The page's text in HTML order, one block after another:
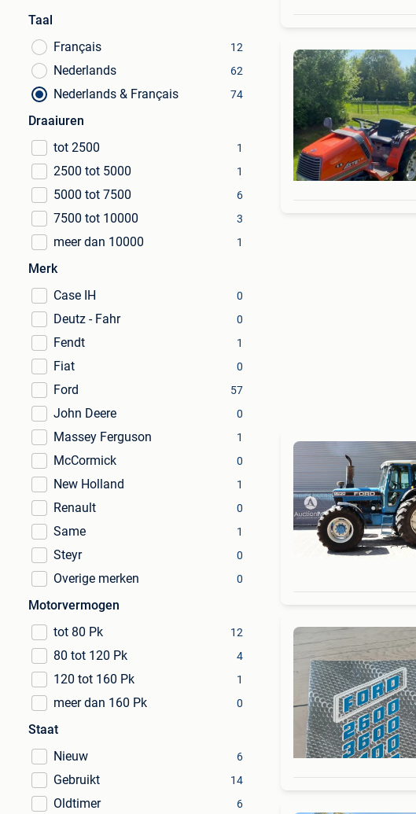
Taal
Français
12
Nederlands 62
Nederlands & Français 74
Draaiuren
tot 2500
1
2500 tot 5000 1
5000 tot 7500 6
7500 tot 10000 3
meer dan 10000 1
Merk
Case IH
0
Deutz - Fahr 0
Fendt 1
Fiat 0
Ford 57
John Deere 0
Massey Ferguson 1
McCormick 0
New Holland 1
Renault 0
Same 1
Steyr 0
Overige merken 0
Motorvermogen
tot 80 Pk
12
80 tot 120 Pk 4
120 tot 160 Pk 1
meer dan 160 Pk 0
Staat
Nieuw
6
Gebruikt 14
Oldtimer 6